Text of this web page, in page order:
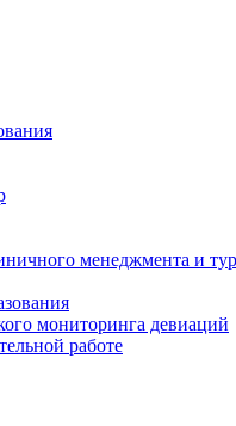
менеджмента и
мониторинга девиаций
работе